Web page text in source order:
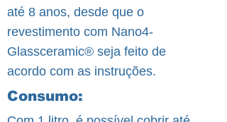
até 8 anos, desde que o
revestimento com Nano4-
Glassceramic® seja feito de
acordo com as instruções.
Consumo: